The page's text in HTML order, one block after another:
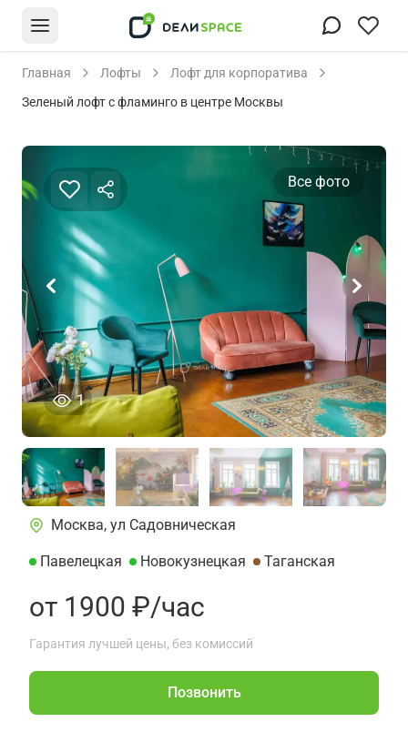
Главная Лофты
Лофт для корпоратива
Зеленый лофт с фламинго в центре Москвы
1человек просматривали это объявление
Все фото
Москва, ул Садовническая
Павелецкая Новокузнецкая Таганская
от 1900 ₽/час
Гарантия лучшей цены, без комиссий
Позвонить